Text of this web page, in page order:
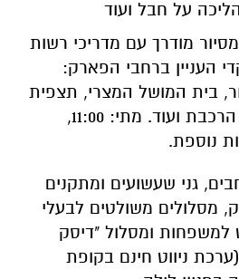
גני שעשועים ומתקנים
מסלולים משולטים לבעלי
למשפחות ומסלול "דיסק
לילה.
(אשכול)